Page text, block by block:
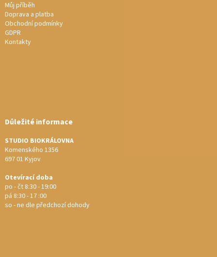
Můj příběh
Doprava a platba
Obchodní podmínky
GDPR
Kontakty
Důležité informace
STUDIO BIOKRÁLOVNA
Komenského 1356
697 01 Kyjov
Otevírací doba
po - čt 8:30 - 19:00
pá 8:30 - 17 :00
so - ne dle předchozí dohody